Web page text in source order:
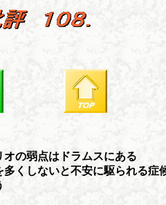
オの弱点はドラムスにある
多くしないと不安に駆られる症